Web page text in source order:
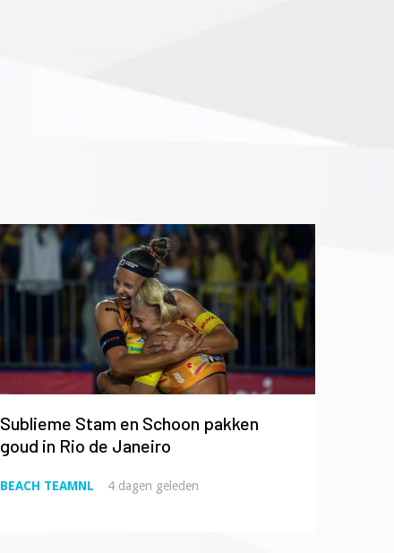
Sublieme Stam en Schoon pakken
goud in Rio de Janeiro
BEACH TEAMNL 4 dagen geleden